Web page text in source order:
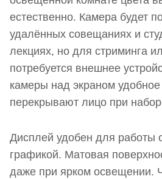
естественно. Камера будет
удалённых совещаниях и
лекциях, но для стриминга
потребуется внешнее
камеры над экраном
перекрывают лицо при
Дисплей удобен для работы
графикой. Матовая
даже при ярком освещении.